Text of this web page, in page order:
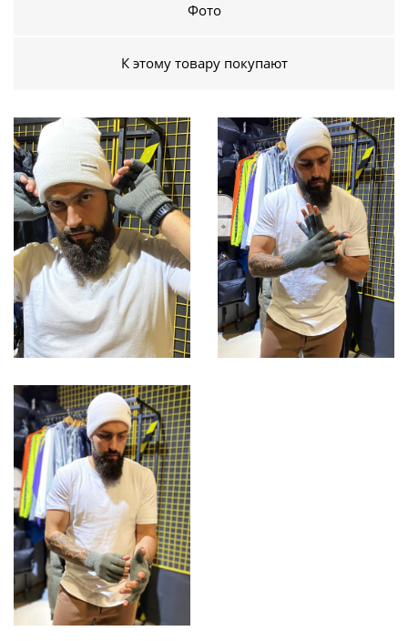
Фото
К этому товару покупают